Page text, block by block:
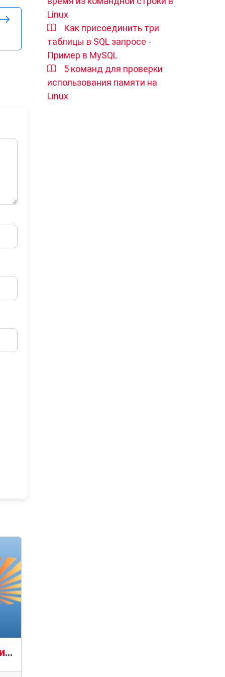
Как установить Apache Solr на сервер Ubuntu 24.04
Linux
Как присоединить три
таблицы в SQL запросе -
Пример в MySQL
5 команд для проверки
использования памяти на
Linux